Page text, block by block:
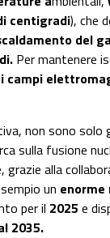
centigradi), che
del
Per mantenere
campi
non sono solo
sulla fusione
grazie alla
un
per il 2025 e
2035.